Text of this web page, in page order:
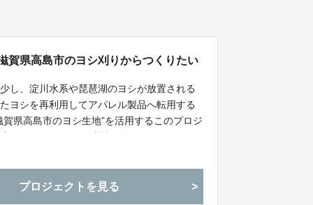
賀県高島市のヨシ刈りからつくりたい
し、淀川水系や琵琶湖のヨシが放置される
ヨシを再利用してアパレル製品へ転用する
県高島市のヨシ生地”を活用するこのプロジ
県の地域活動に貢献して参ります。
プロジェクトを見る